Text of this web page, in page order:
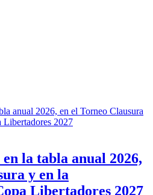
la tabla anual 2026,
y en la
Libertadores 2027